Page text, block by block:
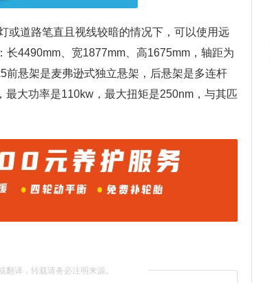
或道路笔直且视线较暗的情况下，可以使用远
4490mm、宽1877mm、高1675mm，轴距为
悬架是麦弗逊式独立悬架，后悬架是多连杆
大功率是110kw，最大扭矩是250nm，与其匹
翻译，转载请务必注明来源。